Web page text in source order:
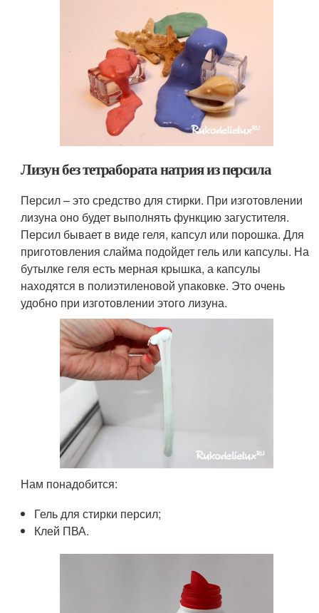
Лизун без тетрабората натрия из персила
Персил – это средство для стирки. При изготовлении
лизуна оно будет выполнять функцию загустителя.
Персил бывает в виде геля, капсул или порошка. Для
приготовления слайма подойдет гель или капсулы. На
бутылке геля есть мерная крышка, а капсулы
находятся в полиэтиленовой упаковке. Это очень
удобно при изготовлении этого лизуна.
Нам понадобится:
Гель для стирки персил;
Клей ПВА.